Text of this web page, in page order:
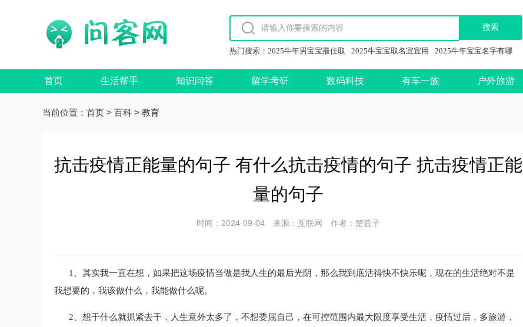
热门搜索： 2025牛年男宝宝最佳取 2025牛宝宝取名宜宜用 2025牛年宝宝名字有哪
首页 生活帮手 知识问答 留学考研 数码科技 有车一族 户外旅游
当前位置： 首页 > 百科 > 教育
抗击疫情正能量的句子 有什么抗击疫情的句子 抗击疫情正能
量的句子
时间：2024-09-04 来源：互联网 作者：楚萓子
1、其实我一直在想，如果把这场疫情当做是我人生的最后光阴，那么我到底活得快不快乐呢，现在的生活绝对不是
我想要的，我该做什么，我能做什么呢。
2、想干什么就抓紧去干，人生意外太多了，不想委屈自己，在可控范围内最大限度享受生活，疫情过后，多旅游，